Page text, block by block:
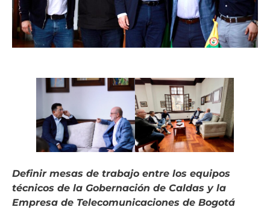
Definir mesas de trabajo entre los equipos
técnicos de la Gobernación de Caldas y la
Empresa de Telecomunicaciones de Bogotá